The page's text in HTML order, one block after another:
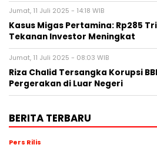
Jumat, 11 Juli 2025 - 14:18 WIB
Kasus Migas Pertamina: Rp285
Tekanan Investor Meningkat
Jumat, 11 Juli 2025 - 08:03 WIB
Riza Chalid Tersangka Korupsi
Pergerakan di Luar Negeri
BERITA TERBARU
Pers Rilis